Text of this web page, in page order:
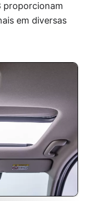
proporcionam
em diversas